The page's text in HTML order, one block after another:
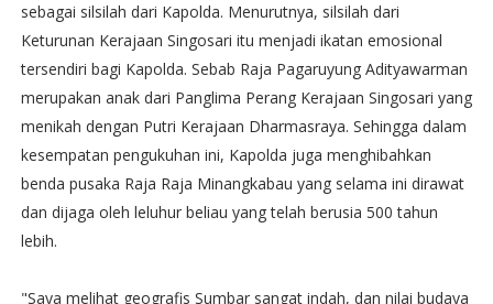
sebagai silsilah dari Kapolda. Menurutnya, silsilah dari
Keturunan Kerajaan Singosari itu menjadi ikatan emosional
tersendiri bagi Kapolda. Sebab Raja Pagaruyung Adityawarman
merupakan anak dari Panglima Perang Kerajaan Singosari yang
menikah dengan Putri Kerajaan Dharmasraya. Sehingga dalam
kesempatan pengukuhan ini, Kapolda juga menghibahkan
benda pusaka Raja Raja Minangkabau yang selama ini dirawat
dan dijaga oleh leluhur beliau yang telah berusia 500 tahun
lebih.
"Saya melihat geografis Sumbar sangat indah, dan nilai budaya